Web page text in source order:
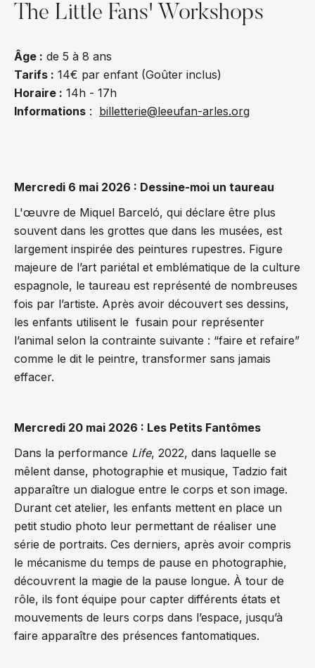
The Little Fans' Workshops
‍Âge : de 5 à 8 ans
Tarifs : 14€ par enfant (Goûter inclus)
Horaire : 14h - 17h
Informations : billetterie@leeufan-arles.org
Mercredi 6 mai 2026 : Dessine-moi un taureau
L'œuvre de Miquel Barceló, qui déclare être plus
souvent dans les grottes que dans les musées, est
largement inspirée des peintures rupestres. Figure
majeure de l’art pariétal et emblématique de la culture
espagnole, le taureau est représenté de nombreuses
fois par l’artiste. Après avoir découvert ses dessins,
les enfants utilisent le fusain pour représenter
l’animal selon la contrainte suivante : “faire et refaire”
comme le dit le peintre, transformer sans jamais
effacer.
Mercredi 20 mai 2026 : Les Petits Fantômes
Dans la performance Life, 2022, dans laquelle se
mêlent danse, photographie et musique, Tadzio fait
apparaître un dialogue entre le corps et son image.
Durant cet atelier, les enfants mettent en place un
petit studio photo leur permettant de réaliser une
série de portraits. Ces derniers, après avoir compris
le mécanisme du temps de pause en photographie,
découvrent la magie de la pause longue. À tour de
rôle, ils font équipe pour capter différents états et
mouvements de leurs corps dans l’espace, jusqu’à
faire apparaître des présences fantomatiques.